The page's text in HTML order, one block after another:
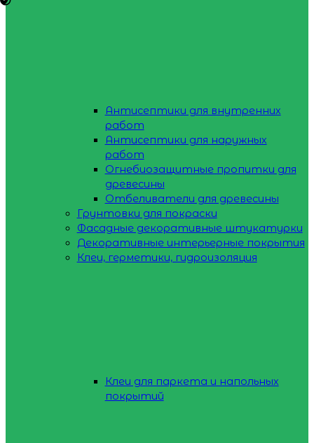
Антисептики для внутренних
работ
Антисептики для наружных
работ
Огнебиозащитные пропитки для
древесины
Отбеливатели для древесины
Грунтовки для покраски
Фасадные декоративные штукатурки
Декоративные интерьерные покрытия
Клеи, герметики, гидроизоляция
Клеи для паркета и напольных
покрытий